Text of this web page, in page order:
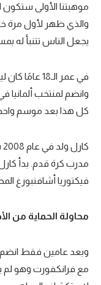
فيديو في الجول
موهبتنا الأولى ستكون
والذي ظهر لأول مرة
يجعل الناس تتنبأ له
في عمر
وانضم لمنتخب ألمانيا
كل هذا بعد موسم
فيكتوريا أشافنبورغ
محاولة الحماية من
وبعد عامين فقط انضم
مع فرانكفورت وهو لم